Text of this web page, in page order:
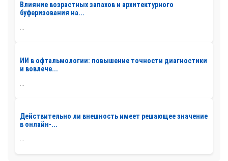
Влияние возрастных запахов и архитектурного
буферизования на...
...
ИИ в офтальмологии: повышение точности диагностики
и вовлече...
Действительно ли внешность имеет решающее значение
в онлайн-...
...